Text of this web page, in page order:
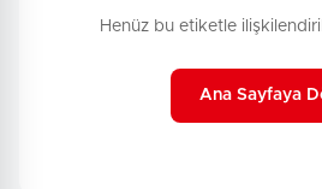
Henüz bu etiketle
Ana Sayfaya